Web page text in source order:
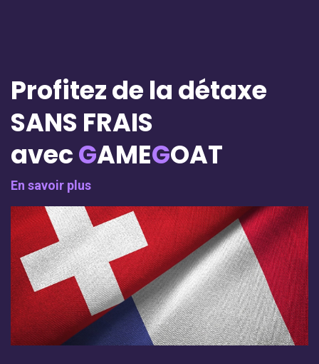
Profitez de la détaxe
SANS FRAIS
avecGAMEGOAT
En savoir plus